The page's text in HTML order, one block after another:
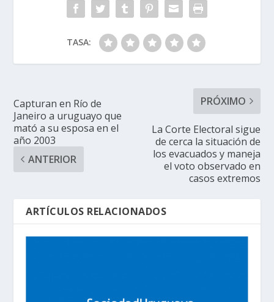
TASA:
Capturan en Río de
Janeiro a uruguayo que
mató a su esposa en el
año 2003
ANTERIOR
PRÓXIMO
La Corte Electoral sigue
de cerca la situación de
los evacuados y maneja
el voto observado en
casos extremos
ARTÍCULOS RELACIONADOS